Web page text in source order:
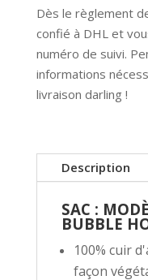
Dès le règlement
confié à DHL et
numéro de suivi.
informations
livraison darling !
Description
SAC :
BUBBLE
100% cuir
façon